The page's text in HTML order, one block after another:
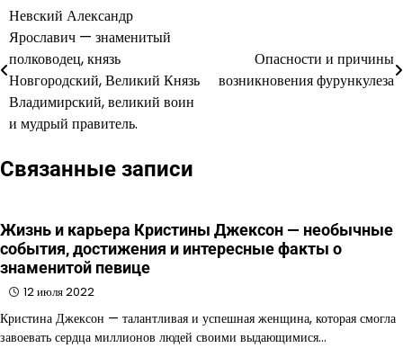
Навигация
по
записям
Невский Александр
Ярославич — знаменитый
полководец, князь
Новгородский, Великий Князь
Владимирский, великий воин
и мудрый правитель.
Опасности и причины
возникновения фурункулеза
Связанные записи
Жизнь и карьера Кристины Джексон — необычные
события, достижения и интересные факты о
знаменитой певице
12 июля 2022
Кристина Джексон — талантливая и успешная женщина, которая смогла
завоевать сердца миллионов людей своими выдающимися…